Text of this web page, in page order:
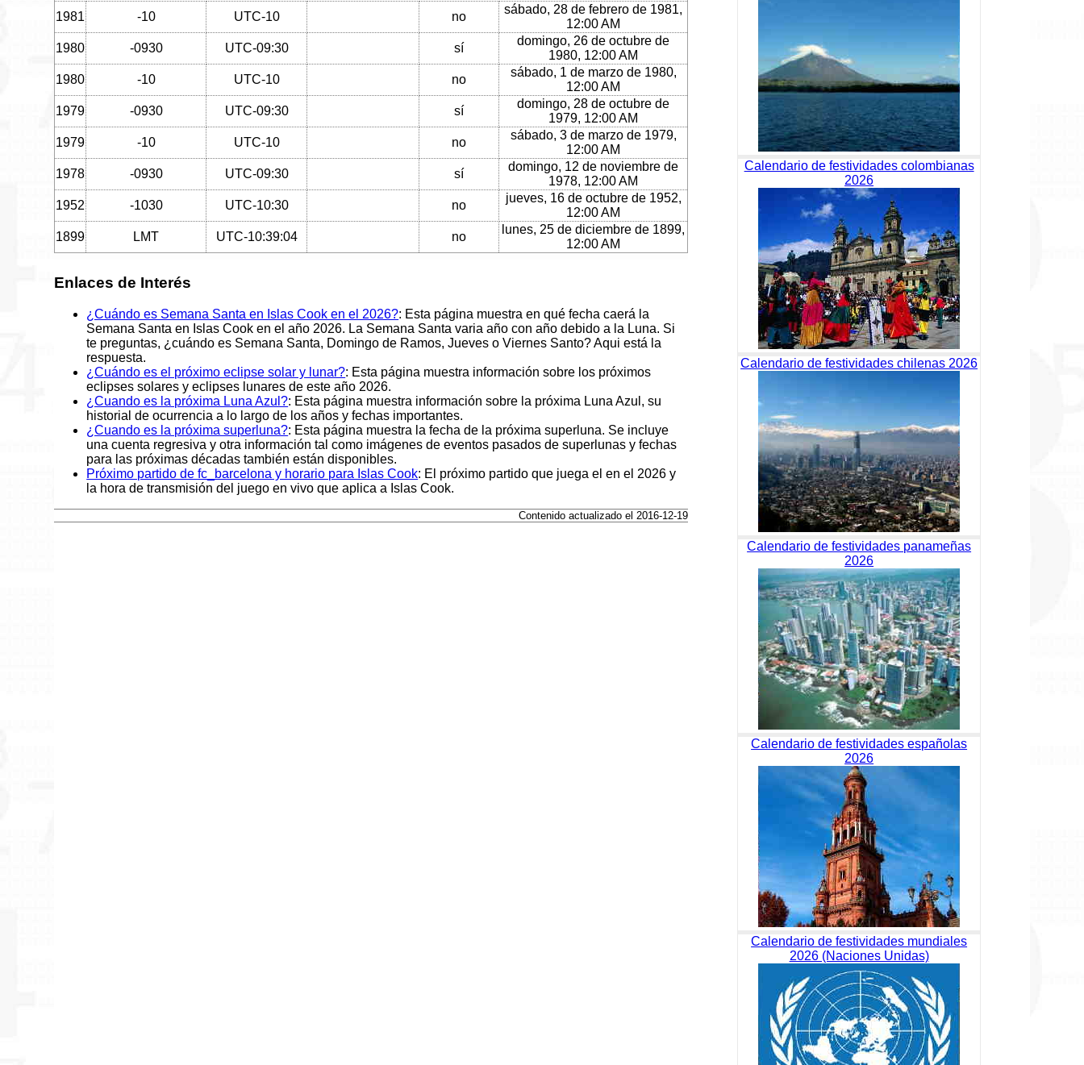
1981
-10 UTC-10 no
sábado, 28 de febrero de 1981,
12:00 AM
1980
-0930 UTC-09:30 sí
domingo, 26 de octubre de
1980, 12:00 AM
1980
-10 UTC-10 no
sábado, 1 de marzo de 1980,
12:00 AM
1979
-0930 UTC-09:30 sí
domingo, 28 de octubre de
1979, 12:00 AM
1979
-10 UTC-10 no
sábado, 3 de marzo de 1979,
12:00 AM
1978
-0930 UTC-09:30 sí
domingo, 12 de noviembre de
1978, 12:00 AM
1952
-1030 UTC-10:30 no
jueves, 16 de octubre de 1952,
12:00 AM
1899
LMT UTC-10:39:04 no
lunes, 25 de diciembre de 1899,
12:00 AM
Enlaces de Interés
¿Cuándo es Semana Santa en Islas Cook en el 2026?: Esta página muestra en qué fecha caerá la
Semana Santa en Islas Cook en el año 2026. La Semana Santa varia año con año debido a la Luna. Si
te preguntas, ¿cuándo es Semana Santa, Domingo de Ramos, Jueves o Viernes Santo? Aqui está la
respuesta.
¿Cuándo es el próximo eclipse solar y lunar?: Esta página muestra información sobre los próximos
eclipses solares y eclipses lunares de este año 2026.
¿Cuando es la próxima Luna Azul?: Esta página muestra información sobre la próxima Luna Azul, su
historial de ocurrencia a lo largo de los años y fechas importantes.
¿Cuando es la próxima superluna?: Esta página muestra la fecha de la próxima superluna. Se incluye
una cuenta regresiva y otra información tal como imágenes de eventos pasados de superlunas y fechas
para las próximas décadas también están disponibles.
Próximo partido de fc_barcelona y horario para Islas Cook: El próximo partido que juega el en el 2026 y
la hora de transmisión del juego en vivo que aplica a Islas Cook.
Contenido actualizado el 2016-12-19
Calendario de festividades colombianas
2026
Calendario de festividades chilenas 2026
Calendario de festividades panameñas
2026
Calendario de festividades españolas
2026
Calendario de festividades mundiales
2026 (Naciones Unidas)